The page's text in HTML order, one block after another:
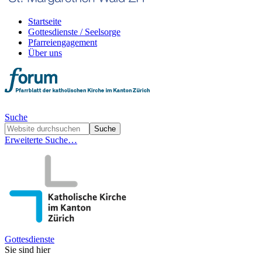
Startseite
Gottesdienste / Seelsorge
Pfarreiengagement
Über uns
Suche
Erweiterte Suche…
Gottesdienste
Sie sind hier